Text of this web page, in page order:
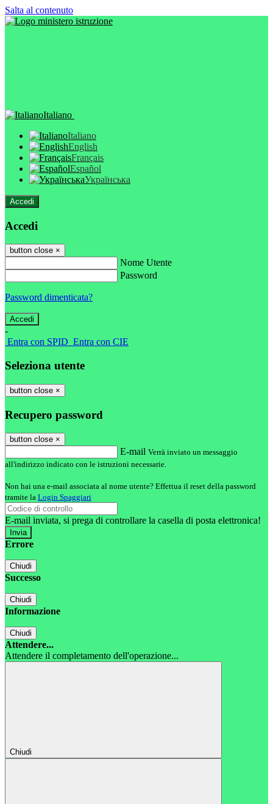
Salta al contenuto
Italiano
Italiano
English
Français
Español
Українська
Accedi
Accedi
button close ×
Nome Utente
Password
Password dimenticata?
-
Entra con SPID Entra con CIE
Seleziona utente
button close ×
Recupero password
button close ×
E-mail Verrà inviato un messaggio
all'indirizzo indicato con le istruzioni necessarie.
Non hai una e-mail associata al nome utente? Effettua il reset della password
tramite la Login Spaggiari
E-mail inviata, si prega di controllare la casella di posta elettronica!
Errore
Chiudi
Successo
Chiudi
Informazione
Chiudi
Attendere...
Attendere il completamento dell'operazione...
Chiudi